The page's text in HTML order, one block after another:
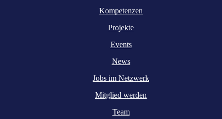
Kompetenzen
Projekte
Events
News
Jobs im Netzwerk
Mitglied werden
Team